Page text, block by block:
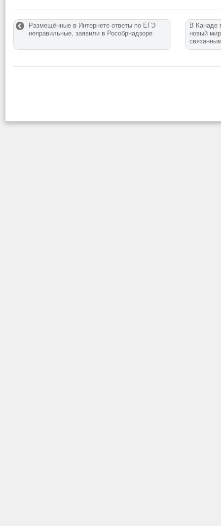
Размещённые в Интернете ответы по ЕГЭ
неправильные, заявили в Рособрнадзоре
В Канаде
новый